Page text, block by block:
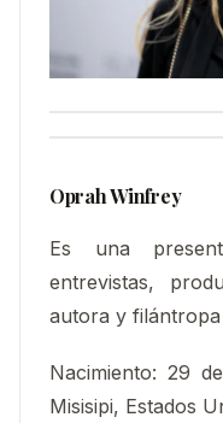
Oprah Winfrey
Es una
entrevistas,
autora y filántropa
Nacimiento: 29
Misisipi, Estados